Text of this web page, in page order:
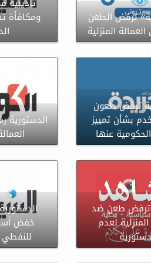
ومكافأة
ترفض الطعن
المنزلية
الدستورية
ترفض طعون
بشأن تمييز
عنها
خفض
ترفض طعن ضد
لعدم